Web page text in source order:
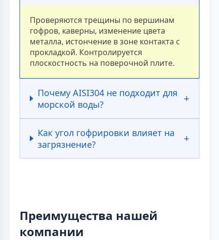
Проверяются трещины по вершинам
гофров, каверны, изменение цвета
металла, истончение в зоне контакта с
прокладкой. Контролируется
плоскостность на поверочной плите.
Почему AISI304 не подходит для
морской воды?
Как угол гофрировки влияет на
загрязнение?
Преимущества нашей
компании